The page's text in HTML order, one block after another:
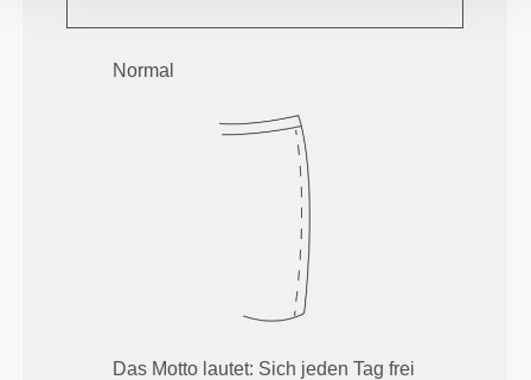
Normal
Das Motto lautet: Sich jeden Tag frei